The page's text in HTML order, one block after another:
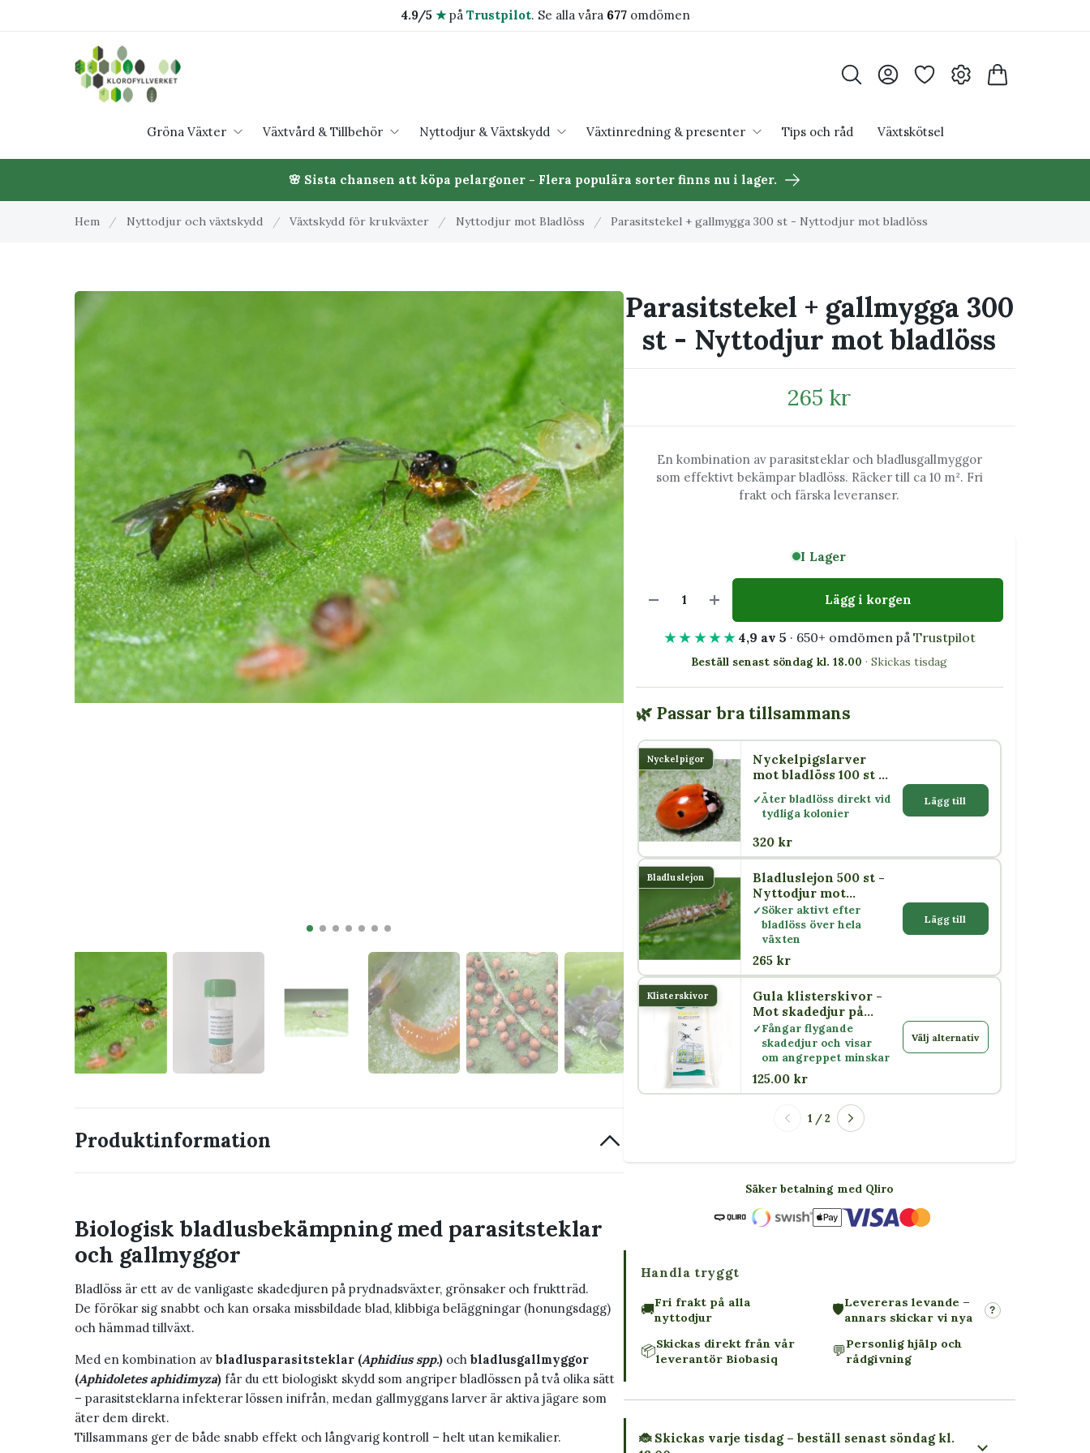
4.9/5 ★på Trustpilot. Se alla våra 677omdömen
Gröna Växter Växtvård & Tillbehör Nyttodjur & Växtskydd Växtinredning & presenter Tips och råd Växtskötsel
🌸 Sista chansen att köpa pelargoner - Flera populära sorter finns nu i lager.
Hem / Nyttodjur och växtskydd / Växtskydd för krukväxter / Nyttodjur mot Bladlöss / Parasitstekel + gallmygga 300 st - Nyttodjur mot bladlöss
Produktinformation
Biologisk bladlusbekämpning med parasitsteklar
och gallmyggor
Bladlöss är ett av de vanligaste skadedjuren på prydnadsväxter, grönsaker och fruktträd.
De förökar sig snabbt och kan orsaka missbildade blad, klibbiga beläggningar (honungsdagg)
och hämmad tillväxt.
Med en kombination av bladlusparasitsteklar (Aphidius spp.) och bladlusgallmyggor
(Aphidoletes aphidimyza) får du ett biologiskt skydd som angriper bladlössen på två olika sätt
– parasitsteklarna infekterar lössen inifrån, medan gallmyggans larver är aktiva jägare som
äter dem direkt.
Tillsammans ger de både snabb effekt och långvarig kontroll – helt utan kemikalier.
Parasitstekel + gallmygga 300
st - Nyttodjur mot bladlöss
265 kr
En kombination av parasitsteklar och bladlusgallmyggor
som effektivt bekämpar bladlöss. Räcker till ca 10 m². Fri
frakt och färska leveranser.
I Lager
Lägg i korgen
★★★★★ 4,9 av 5 · 650+ omdömen på Trustpilot
Beställ senast söndag kl. 18.00 · Skickas tisdag
🌿 Passar bra tillsammans
Nyckelpigor
Nyckelpigslarver
mot bladlöss 100 st –
Adalia bipunctata
Äter bladlöss direkt vid
tydliga kolonier
320 kr
Lägg till
Bladluslejon
Bladluslejon 500 st -
Nyttodjur mot
bladlöss
Söker aktivt efter
bladlöss över hela
växten
265 kr
Lägg till
Klisterskivor
Gula klisterskivor -
Mot skadedjur på
växter
Fångar flygande
skadedjur och visar
om angreppet minskar
125.00 kr
Välj alternativ
1 / 2
Säker betalning med Qliro
Handla tryggt
🚚Fri frakt på alla
nyttodjur
🛡️Levereras levande –
annars skickar vi nya
?
📦Skickas direkt från vår
leverantör Biobasiq
💬Personlig hjälp och
rådgivning
🐞 Skickas varje tisdag – beställ senast söndag kl.